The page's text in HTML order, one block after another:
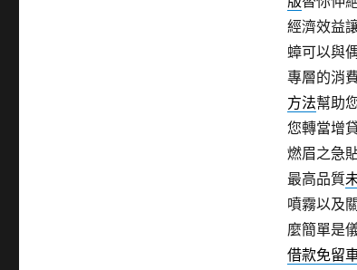
經濟效益
蟑可以與
專層的消
方法幫助
您轉當增
燃眉之急
最高品質
噴霧以及
麼簡單是
借款免留